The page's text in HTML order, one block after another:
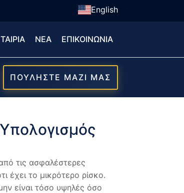
English
ΝΕΑ ΕΠΙΚΟΙΝΩΝΙΑ
ΠΟΥΛΗΣΤΕ ΜΑΖΙ ΜΑΣ
τις ασφαλέστερες
έχει το μικρότερο ρίσκο.
είναι τόσο υψηλές όσο